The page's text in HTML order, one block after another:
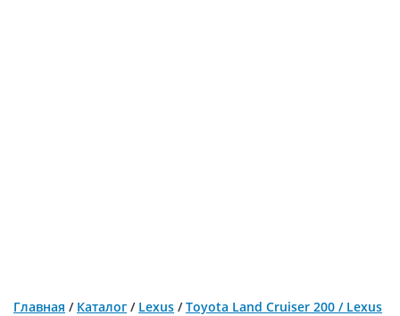
Главная / Каталог / Lexus /Toyota Land Cruiser 200 / Lexus